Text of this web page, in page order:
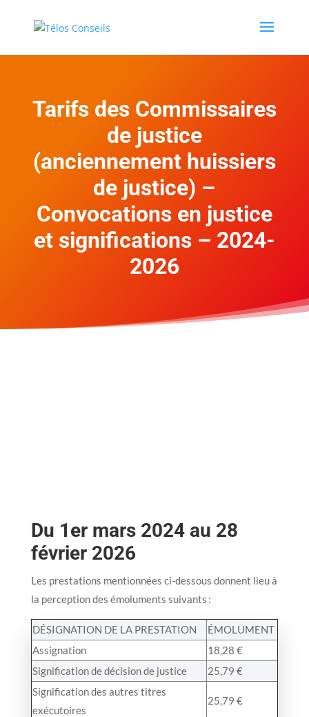
Tarifs des Commissaires
de justice
(anciennement huissiers
de justice) –
Convocations en justice
et significations – 2024-
2026
Du 1er mars 2024 au 28
février 2026
Les prestations mentionnées ci-dessous donnent lieu à
la perception des émoluments suivants :
DÉSIGNATION DE LA PRESTATION
ÉMOLUMENT
Assignation
18,28 €
Signification de décision de justice
25,79 €
Signification des autres titres
exécutoires
25,79 €